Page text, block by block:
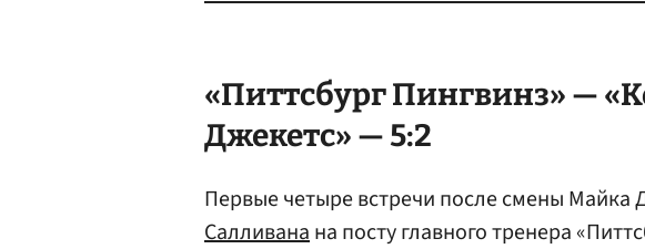
«Питтсбург Пингвинз» —
Джекетс» — 5:2
Первые четыре встречи после смены Майка
Салливанана посту главного тренера